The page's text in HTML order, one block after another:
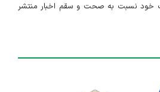
خود نسبت به صحت و سقم اخبار منتشر